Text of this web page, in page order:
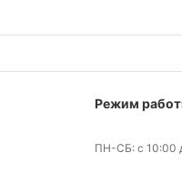
Режим
ПН-СБ: с 10:00